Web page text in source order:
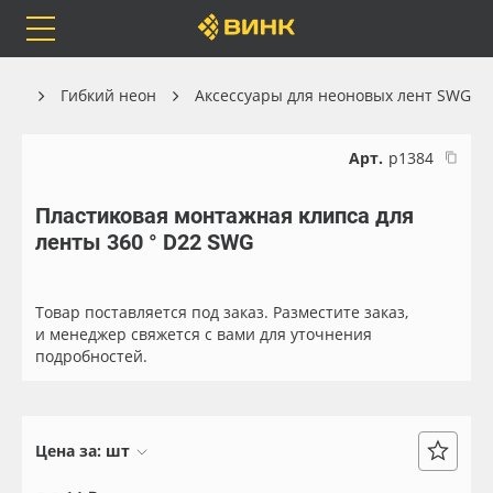
Каталог
Бренды
Оплата
Весь каталог
Самоклеящиеся плёнки
Чернила
Гибкий неон Аксессуары для неоновых лент SWG
Арт. р1384
Пластиковая монтажная клипса для
ленты 360 ° D22 SWG
Товар поставляется под заказ. Разместите заказ,
и менеджер свяжется с вами для уточнения
подробностей.
Цена за: шт